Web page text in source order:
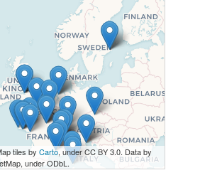
tiles by Carto, under CC BY 3.0. Data by
under ODbL.